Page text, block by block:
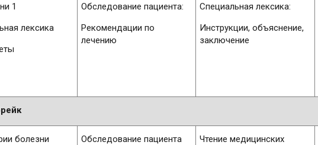
1
лексика
Обследование пациента:
Рекомендации по
лечению
Специальная лексика:
Инструкции, объяснение,
заключение
болезни
Обследование пациента
Чтение медицинских